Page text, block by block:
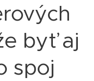
byť aj
spoj